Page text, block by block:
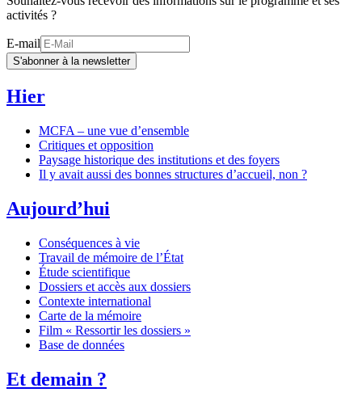
activités ?
E-mail
S'abonner à la newsletter
Hier
MCFA – une vue d’ensemble
Critiques et opposition
Paysage historique des institutions et des foyers
Il y avait aussi des bonnes structures d’accueil, non ?
Aujourd’hui
Conséquences à vie
Travail de mémoire de l’État
Étude scientifique
Dossiers et accès aux dossiers
Contexte international
Carte de la mémoire
Film « Ressortir les dossiers »
Base de données
Et demain ?